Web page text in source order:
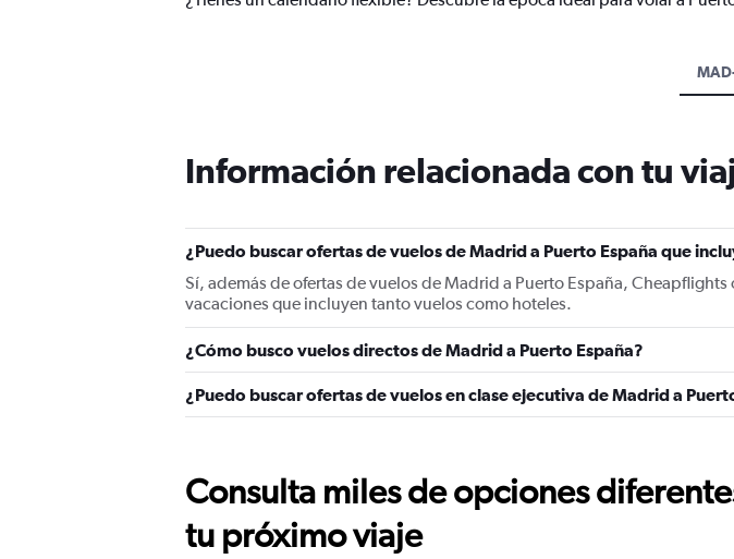
Información relacionada con tu
¿Puedo buscar ofertas de vuelos de Madrid a Puerto España que
Sí, además de ofertas de vuelos de Madrid a Puerto España, Cheapflights
vacaciones que incluyen tanto vuelos como hoteles.
¿Cómo busco vuelos directos de Madrid a Puerto España?
¿Puedo buscar ofertas de vuelos en clase ejecutiva de Madrid a
Consulta miles de opciones
tu próximo viaje